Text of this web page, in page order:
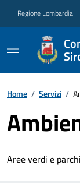
Regione Lombardia
Home / Servizi /
Aree verdi e